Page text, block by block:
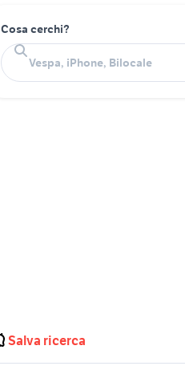
Cosa cerchi?
Salva ricerca